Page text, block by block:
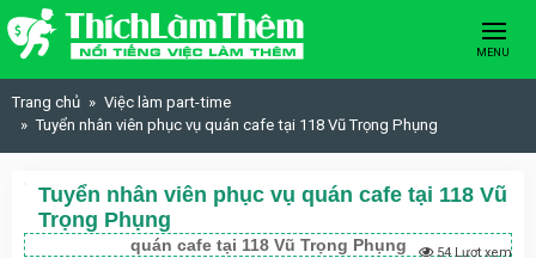
Skip to content
MENU
Trang chủ
Việc làm part-time
Tuyển nhân viên phục vụ quán cafe tại 118 Vũ Trọng Phụng
Tuyển nhân viên phục vụ quán cafe tại 118 Vũ
Trọng Phụng
quán cafe tại 118 Vũ Trọng Phụng 54 Lượt xem